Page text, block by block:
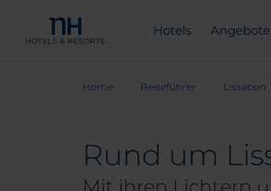
Hotels
Home Reiseführer Lissabon
Rund um